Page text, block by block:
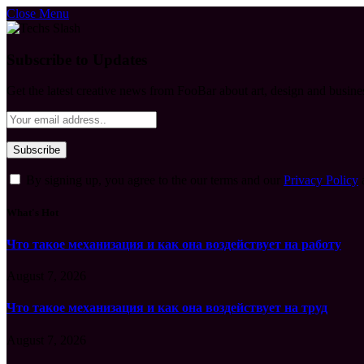
Close Menu
Privacy Policy
Что такое механизация и как она воздействует на работу
Что такое механизация и как она воздействует на труд